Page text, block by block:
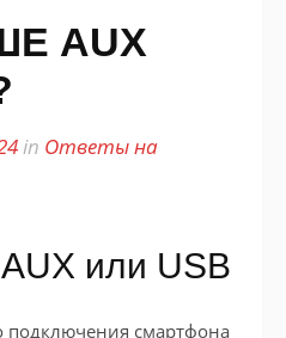
AUX
in Ответы на
или USB
подключения смартфона